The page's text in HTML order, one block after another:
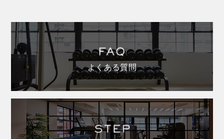
よくある質問